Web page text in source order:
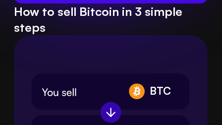
How to sell Bitcoin in 3 simple
steps
BTC